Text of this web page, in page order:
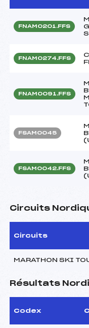
FNAM0201.FFS
FNAM0274.FFS
FNAM0091.FFS
FSAM0045
FSAM0042.FFS
Circuits
Circuits
MARATHON SKI
Résultats
Codex